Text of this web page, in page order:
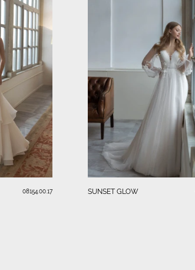
08154.00.17 SUNSET GLOW